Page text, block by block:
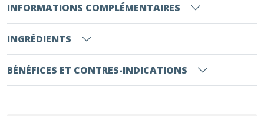
INFORMATIONS COMPLÉMENTAIRES
INGRÉDIENTS
BÉNÉFICES ET CONTRES-INDICATIONS